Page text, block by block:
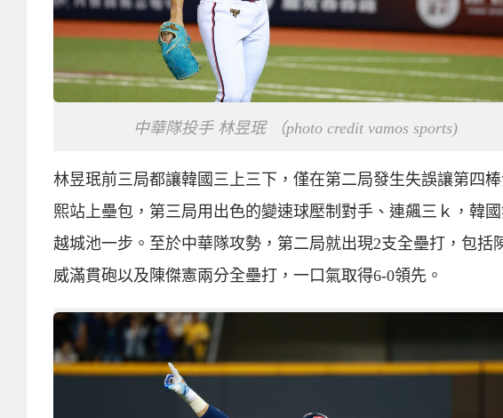
中華隊投手 林昱珉 （photo credit vamos sports)
林昱珉前三局都讓韓國三上三下，僅在第二局發生失誤讓第四
熙站上壘包，第三局用出色的變速球壓制對手、連飆三ｋ，韓
越城池一步。至於中華隊攻勢，第二局就出現2支全壘打，包括
威滿貫砲以及陳傑憲兩分全壘打，一口氣取得6-0領先。